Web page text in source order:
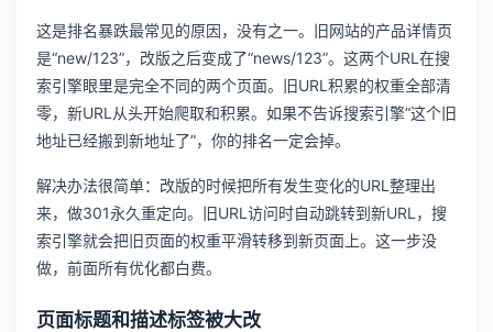
这是排名暴跌最常见的原因，没有之一。旧网站的产品详情页
是“new/123”，改版之后变成了“news/123”。这两个URL在搜
索引擎眼里是完全不同的两个页面。旧URL积累的权重全部清
零，新URL从头开始爬取和积累。如果不告诉搜索引擎“这个旧
地址已经搬到新地址了”，你的排名一定会掉。
解决办法很简单：改版的时候把所有发生变化的URL整理出
来，做301永久重定向。旧URL访问时自动跳转到新URL，搜
索引擎就会把旧页面的权重平滑转移到新页面上。这一步没
做，前面所有优化都白费。
页面标题和描述标签被大改